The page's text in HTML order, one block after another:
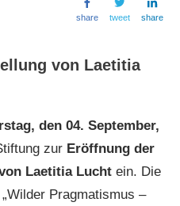
share tweet share
von Laetitia
den 04. September,
zur Eröffnung der
Laetitia Lucht ein. Die
Pragmatismus –